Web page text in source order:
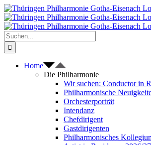
Zum
Inhalt
springen
Suche
nach:
Home
Die Philharmonie
Wir suchen: Conductor in
Philharmonische
Orchesterporträt
Intendanz
Chefdirigent
Gastdirigenten
Philharmonisches